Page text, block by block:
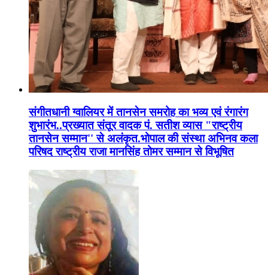
संगीतधानी ग्वालियर में तानसेन समरोह का भव्य एवं रंगारंग
शुभारंभ..प्रख्यात संतूर वादक पं. सतीश व्यास "राष्ट्रीय
तानसेन सम्मान'' से अलंकृत.भोपाल की संस्था अभिनव कला
परिषद राष्ट्रीय राजा मानसिंह तोमर सम्मान से विभूषित